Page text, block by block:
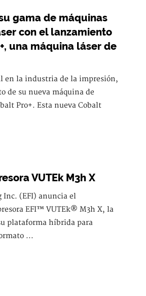
gama de máquinas
con el lanzamiento
una máquina láser de
en la industria de la impresión,
de su nueva máquina de
Pro+. Esta nueva Cobalt
VUTEk M3h X
Inc. (EFI) anuncia el
EFI™ VUTEk® M3h X, la
plataforma híbrida para
...